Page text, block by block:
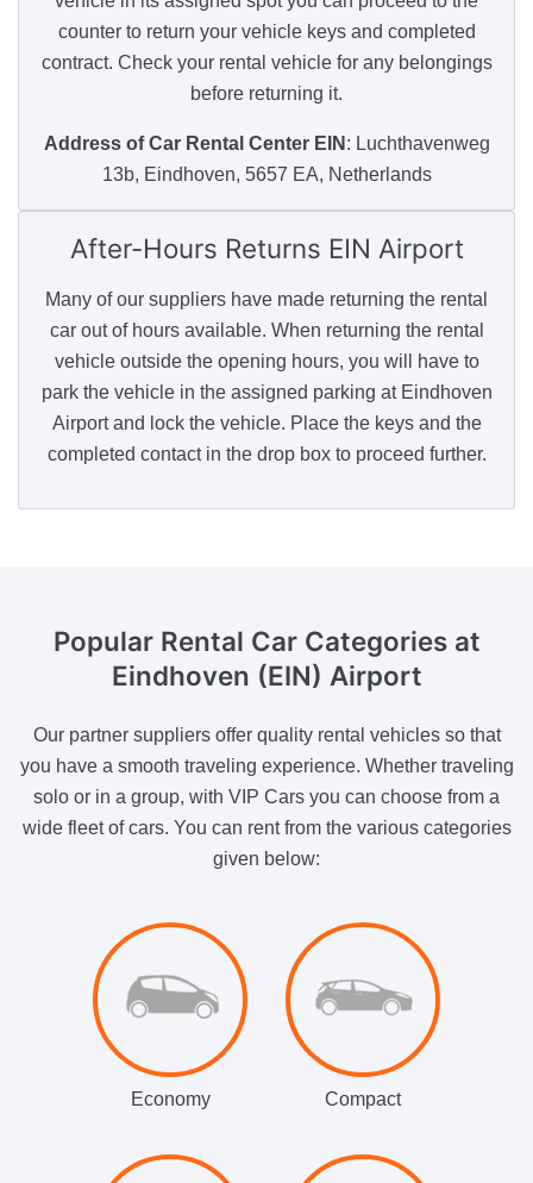
counter to return your vehicle keys and completed
contract. Check your rental vehicle for any belongings
before returning it.
Address of Car Rental Center EIN : Luchthavenweg
13b, Eindhoven, 5657 EA, Netherlands
After-Hours Returns EIN Airport
Many of our suppliers have made returning the rental
car out of hours available. When returning the rental
vehicle outside the opening hours, you will have to
park the vehicle in the assigned parking at Eindhoven
Airport and lock the vehicle. Place the keys and the
completed contact in the drop box to proceed further.
Popular Rental Car Categories at
Eindhoven (EIN) Airport
Our partner suppliers offer quality rental vehicles so that
you have a smooth traveling experience. Whether traveling
solo or in a group, with VIP Cars you can choose from a
wide fleet of cars. You can rent from the various categories
given below:
Economy Compact